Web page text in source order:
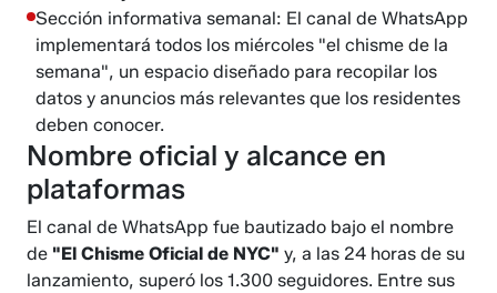
Sección informativa semanal: El canal de WhatsApp
implementará todos los miércoles "el chisme de la
semana", un espacio diseñado para recopilar los
datos y anuncios más relevantes que los residentes
deben conocer.
Nombre oficial y alcance en
plataformas
El canal de WhatsApp fue bautizado bajo el nombre
de "El Chisme Oficial de NYC" y, a las 24 horas de su
lanzamiento, superó los 1.300 seguidores. Entre sus